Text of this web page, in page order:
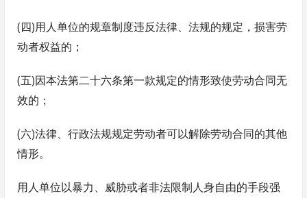
(四)用人单位的规章制度违反法律、法规的规定，损害劳
动者权益的；
(五)因本法第二十六条第一款规定的情形致使劳动合同无
效的；
(六)法律、行政法规规定劳动者可以解除劳动合同的其他
情形。
用人单位以暴力、威胁或者非法限制人身自由的手段强